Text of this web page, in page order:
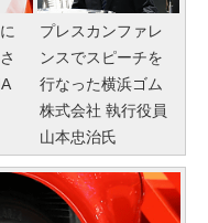
プレスカンファレ
ンスでスピーチを
行なった横浜ゴム
株式会社 執行役員
山本忠治氏